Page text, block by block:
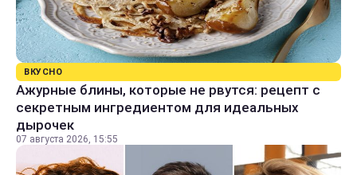
ВКУСНО
Ажурные блины, которые не рвутся: рецепт с
секретным ингредиентом для идеальных
дырочек
07 августа 2026, 15:55